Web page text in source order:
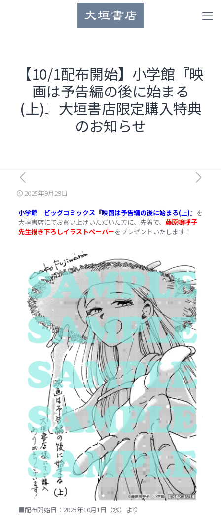
【10/1配布開始】小学館『映
画は予告編の後に始まる
(上)』大垣書店限定購入特典
のお知らせ
2025年9月29日
小学館 ビッグコミックス『映画は予告編の後に始まる(上)』 を
大垣書店にてお買い上げいただいた方に、先着で、 藤原嗚呼子
先生描き下ろしイラストペーパーをプレゼントいたします！
■配布開始日：2025年10月1日（水）より